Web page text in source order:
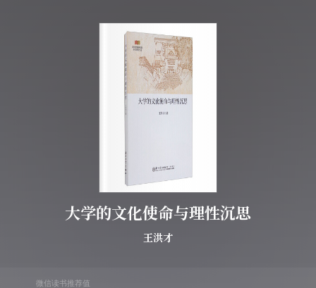
大学的文化使命与理性沉思
王洪才
微信读书推荐值